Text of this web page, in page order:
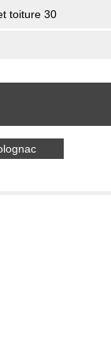
toiture 30